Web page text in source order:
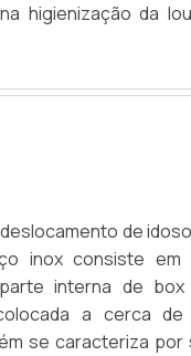
higienização da
alimentos, entre
de a.
de
inox consiste em
interna de
a cerca de
se caracteriza por